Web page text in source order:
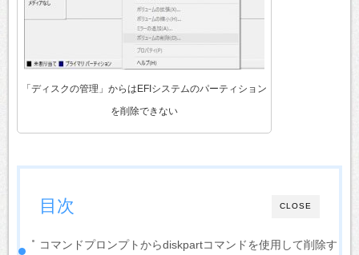
「ディスクの管理」からはEFIシステムのパーティション
を削除できない
CLOSE
目次
コマンドプロンプトからdiskpartコマンドを使用して削除す